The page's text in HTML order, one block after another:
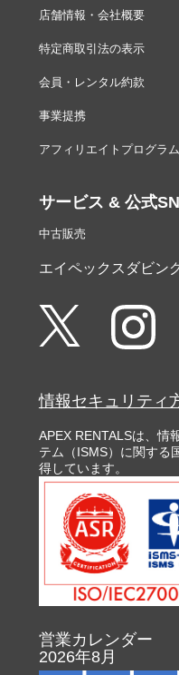
店舗情報・会社概要
特定商取引法の表示
会員・レンタル約款
事業提携
アフィリエイトプログラ
サービス & 公式
中古販売
エイペックスダビン
情報セキュリティ
APEX RENTALSは、情
テム（ISMS）に関する
得しています。
営業カレンダー
2026年8月